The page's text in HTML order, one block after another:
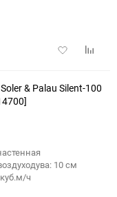
Добавить
& Palau Silent-100
10 см
ч